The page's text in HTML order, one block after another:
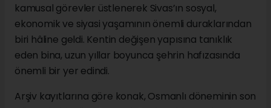
kamusal görevler üstlenerek Sivas’ın sosyal,
ekonomik ve siyasi yaşamının önemli duraklarından
biri hâline geldi. Kentin değişen yapısına tanıklık
eden bina, uzun yıllar boyunca şehrin hafızasında
önemli bir yer edindi.
Arşiv kayıtlarına göre konak, Osmanlı döneminin son